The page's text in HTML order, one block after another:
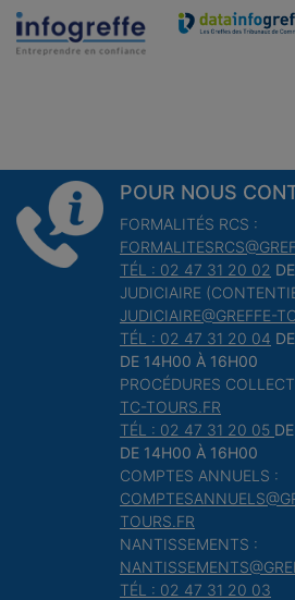
POUR NOUS
FORMALITÉS RCS :
TÉL : 02 47 31 20 02
JUDICIAIRE
JUDICIAIRE@GREFFE-
TÉL : 02 47 31 20 04
DE 14H00 À 16H00
PROCÉDURES
TC-TOURS.FR
TÉL : 02 47 31 20 05
DE 14H00 À 16H00
COMPTES ANNUELS :
TOURS.FR
NANTISSEMENTS :
TÉL : 02 47 31 20 03